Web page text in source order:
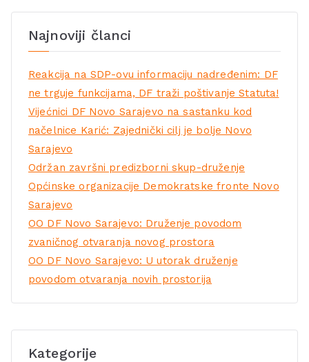
Najnoviji članci
Reakcija na SDP-ovu informaciju nadređenim: DF
ne trguje funkcijama, DF traži poštivanje Statuta!
Vijećnici DF Novo Sarajevo na sastanku kod
načelnice Karić: Zajednički cilj je bolje Novo
Sarajevo
Održan završni predizborni skup-druženje
Općinske organizacije Demokratske fronte Novo
Sarajevo
OO DF Novo Sarajevo: Druženje povodom
zvaničnog otvaranja novog prostora
OO DF Novo Sarajevo: U utorak druženje
povodom otvaranja novih prostorija
Kategorije